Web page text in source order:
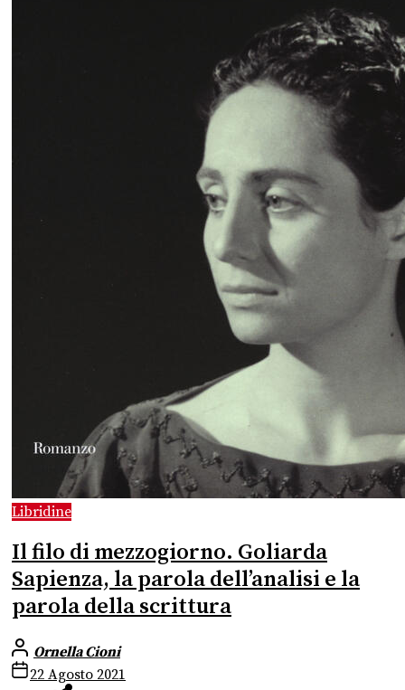
Libridine
Il filo di mezzogiorno. Goliarda
Sapienza, la parola dell’analisi e la
parola della scrittura
Ornella Cioni
22 Agosto 2021